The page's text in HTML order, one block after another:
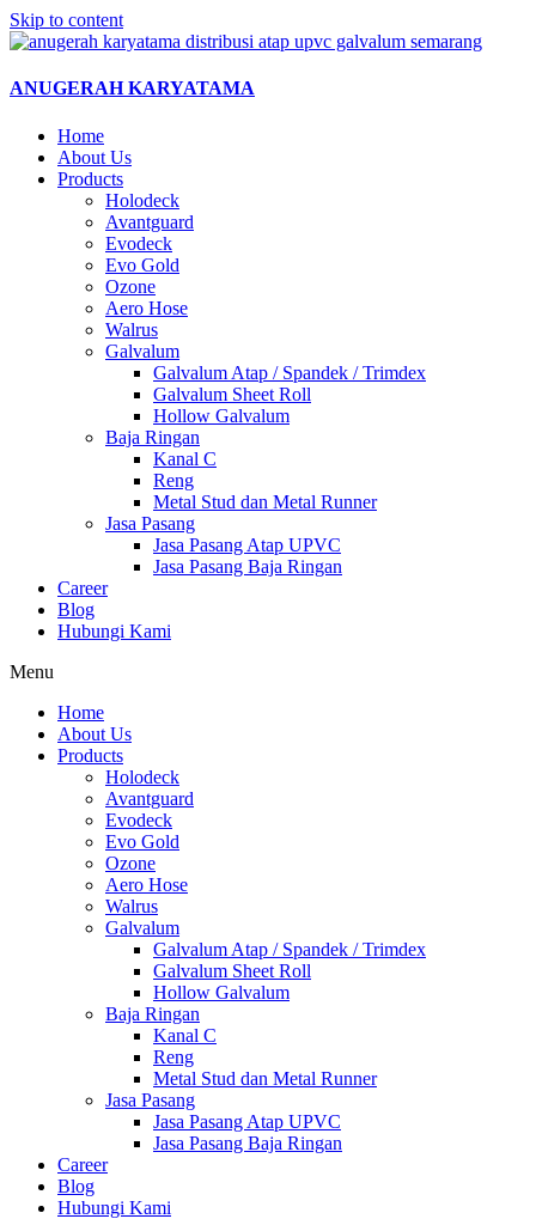
Skip to content
ANUGERAH KARYATAMA
Home
About Us
Products
Holodeck
Avantguard
Evodeck
Evo Gold
Ozone
Aero Hose
Walrus
Galvalum
Galvalum Atap / Spandek / Trimdex
Galvalum Sheet Roll
Hollow Galvalum
Baja Ringan
Kanal C
Reng
Metal Stud dan Metal Runner
Jasa Pasang
Jasa Pasang Atap UPVC
Jasa Pasang Baja Ringan
Career
Blog
Hubungi Kami
Menu
Home
About Us
Products
Holodeck
Avantguard
Evodeck
Evo Gold
Ozone
Aero Hose
Walrus
Galvalum
Galvalum Atap / Spandek / Trimdex
Galvalum Sheet Roll
Hollow Galvalum
Baja Ringan
Kanal C
Reng
Metal Stud dan Metal Runner
Jasa Pasang
Jasa Pasang Atap UPVC
Jasa Pasang Baja Ringan
Career
Blog
Hubungi Kami